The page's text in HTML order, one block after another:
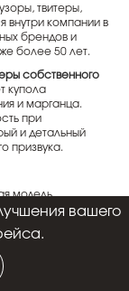
твитеры,
внутри компании в
брендов и
более 50 лет.
собственного
купола
и марганца.
при
и детальный
призвука.
модель
5.1 — CD 250.3 —
звука —
отделками для
высокого
вашего